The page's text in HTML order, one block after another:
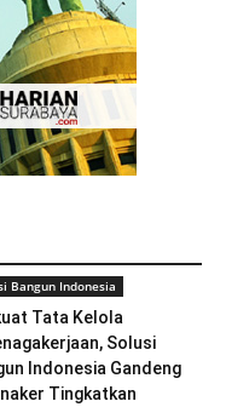
Bangun Indonesia
Tata Kelola
Solusi
Indonesia Gandeng
Tingkatkan